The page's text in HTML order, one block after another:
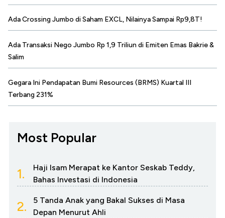
Ada Crossing Jumbo di Saham EXCL, Nilainya Sampai Rp9,8T!
Ada Transaksi Nego Jumbo Rp 1,9 Triliun di Emiten Emas Bakrie &
Salim
Gegara Ini Pendapatan Bumi Resources (BRMS) Kuartal III
Terbang 231%
Most Popular
1.
Haji Isam Merapat ke Kantor Seskab Teddy,
Bahas Investasi di Indonesia
2.
5 Tanda Anak yang Bakal Sukses di Masa
Depan Menurut Ahli